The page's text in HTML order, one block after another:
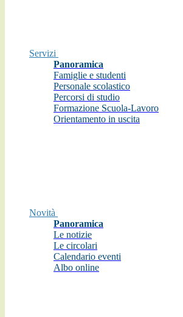
Servizi
Panoramica
Famiglie e studenti
Personale scolastico
Percorsi di studio
Formazione Scuola-Lavoro
Orientamento in uscita
Novità
Panoramica
Le notizie
Le circolari
Calendario eventi
Albo online